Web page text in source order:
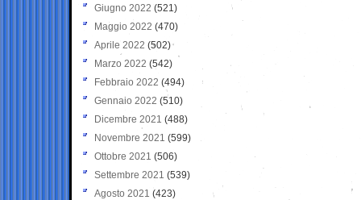
Giugno 2022 (521)
Maggio 2022 (470)
Aprile 2022 (502)
Marzo 2022 (542)
Febbraio 2022 (494)
Gennaio 2022 (510)
Dicembre 2021 (488)
Novembre 2021 (599)
Ottobre 2021 (506)
Settembre 2021 (539)
Agosto 2021 (423)